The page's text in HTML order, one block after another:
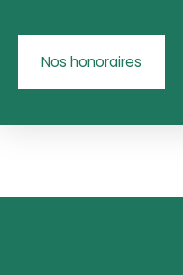
Nos honoraires